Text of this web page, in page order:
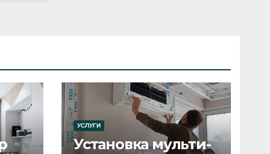
УСЛУГИ
Установка мульти-